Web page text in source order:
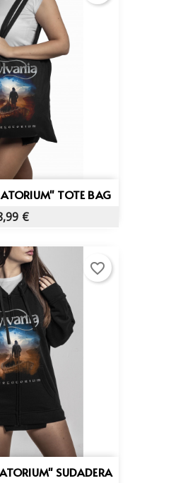
TOTE BAG
€
SUDADERA
favorite_border